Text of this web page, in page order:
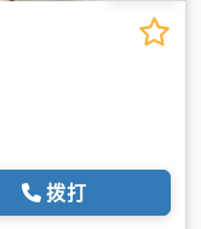
拨打